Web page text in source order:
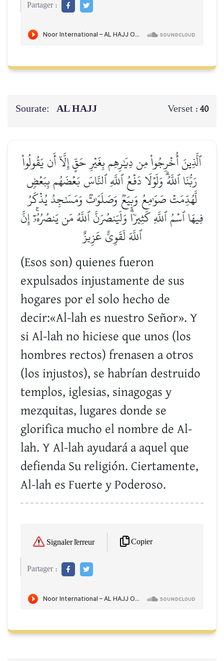
Partager :
Sourate: AL HAJJ Verset :40
ٱلَّذِينَ أُخۡرِجُواْ مِن دِيَٰرِهِم بِغَيۡرِ حَقٍّ إِلَّآ أَن يَقُولُواْ
رَبُّنَا ٱللَّهُۗ وَلَوۡلَا دَفۡعُ ٱللَّهِ ٱلنَّاسَ بَعۡضَهُم بِبَعۡضٖ
لَّهُدِّمَتۡ صَوَٰمِعُ وَبِيَعٞ وَصَلَوَٰتٞ وَمَسَٰجِدُ يُذۡكَرُ
فِيهَا ٱسۡمُ ٱللَّهِ كَثِيرٗاۗ وَلَيَنصُرَنَّ ٱللَّهُ مَن يَنصُرُهُۥٓۚ إِنَّ
ٱللَّهَ لَقَوِيٌّ عَزِيزٌ
(Esos son) quienes fueron
expulsados injustamente de sus
hogares por el solo hecho de
decir:«Al-lah es nuestro Señor». Y
si Al-lah no hiciese que unos (los
hombres rectos) frenasen a otros
(los injustos), se habrían destruido
templos, iglesias, sinagogas y
mezquitas, lugares donde se
glorifica mucho el nombre de Al-
lah. Y Al-lah ayudará a aquel que
defienda Su religión. Ciertamente,
Al-lah es Fuerte y Poderoso.
Signaler l'erreur Copier
Partager :